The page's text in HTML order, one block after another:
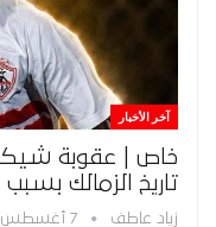
آخر الأخبار
خاص | عقوبة شيكو
تاريخ الزمالك بسبب
زياد عاطف 7 أغسطس 2026